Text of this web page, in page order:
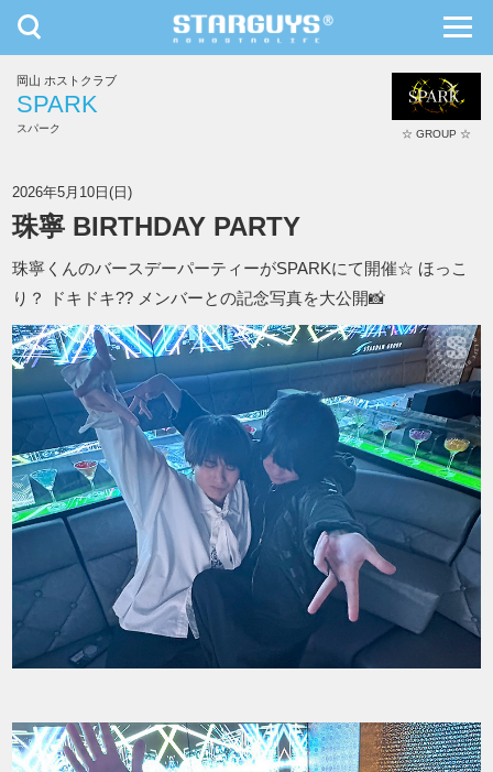
九州・沖縄
toggle
navigation
岡山 ホストクラブ
SPARK
スパーク ☆ GROUP ☆
2026年5月10日(日)
珠寧 BIRTHDAY PARTY
珠寧くんのバースデーパーティーがSPARKにて開催☆ ほっこ
り？ ドキドキ?? メンバーとの記念写真を大公開📸